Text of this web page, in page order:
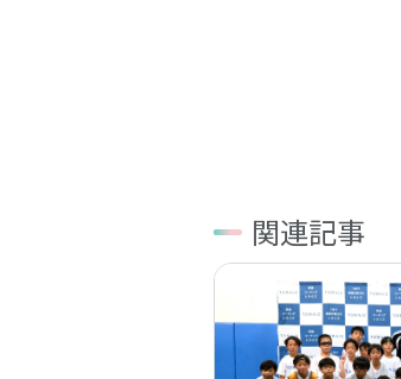
関連記事